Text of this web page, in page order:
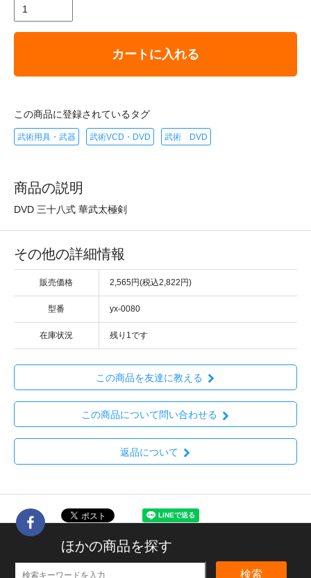
カートに入れる
この商品に登録されているタグ
武術用具・武器 武術VCD・DVD 武術 DVD
商品の説明
DVD 三十八式 華武太極剣
その他の詳細情報
販売価格 2,565円(税込2,822円)
型番 yx-0080
在庫状況 残り1です
この商品を友達に教える
この商品について問い合わせる
返品について
ほかの商品を探す
検索